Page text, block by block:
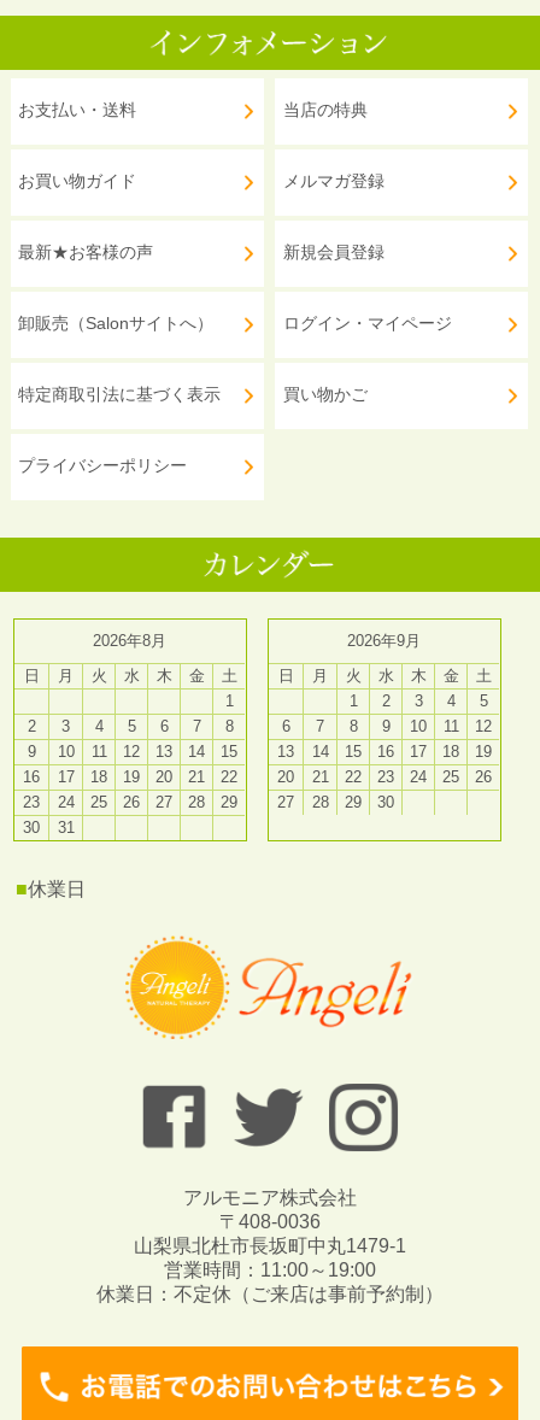
お支払い・送料
お買い物ガイド
最新★お客様の声
卸販売（Salonサイトへ）
特定商取引法に基づく表示
プライバシーポリシー
当店の特典
メルマガ登録
新規会員登録
ログイン・マイページ
買い物かご
2026年8月
日
月 火 水 木 金
土
1
2
3 4 5 6 7
8
9
10 11 12 13 14
15
16
17 18 19 20 21
22
23
24 25 26 27 28
29
30
31
2026年9月
日
月 火 水 木 金
土
1
2 3 4
5
6
7 8 9 10 11
12
13
14 15 16 17 18
19
20
21 22 23 24 25
26
27
28 29 30
■休業日
アルモニア株式会社
〒408-0036
山梨県北杜市長坂町中丸1479-1
営業時間：11:00～19:00
休業日：不定休（ご来店は事前予約制）